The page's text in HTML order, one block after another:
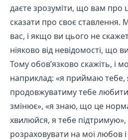
даєте зрозуміти, що вам про
сказати про своє ставлення.
вас, і якщо ви цього не
ніяково від невідомості, що
Тому обов’язково скажіть, і
наприклад: «я приймаю тебе,
продовжуватиму тебе
змінює», «я знаю, що це
хвилюйся, я тебе
розраховувати на мої любов